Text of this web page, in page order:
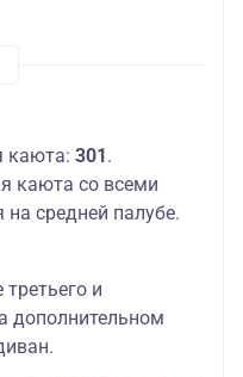
каюта: 301.
каюта со всеми
средней палубе.
и
дополнительном